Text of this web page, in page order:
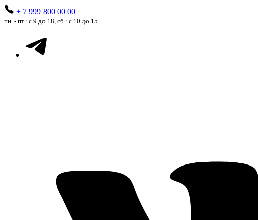
+ 7 999 800 00 00
пн. - пт.: с 9 до 18, сб.: с 10 до 15